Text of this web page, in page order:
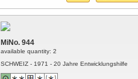
MiNo. 944
available quantity: 2
SCHWEIZ - 1971 - 20 Jahre Entwicklungshilfe